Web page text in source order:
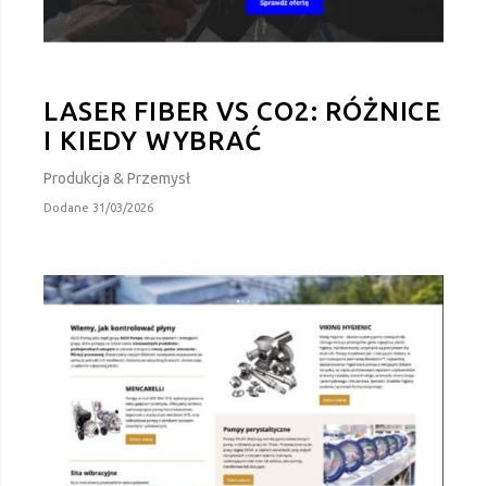
LASER FIBER VS CO2: RÓŻNICE
I KIEDY WYBRAĆ
Produkcja & Przemysł
Dodane 31/03/2026